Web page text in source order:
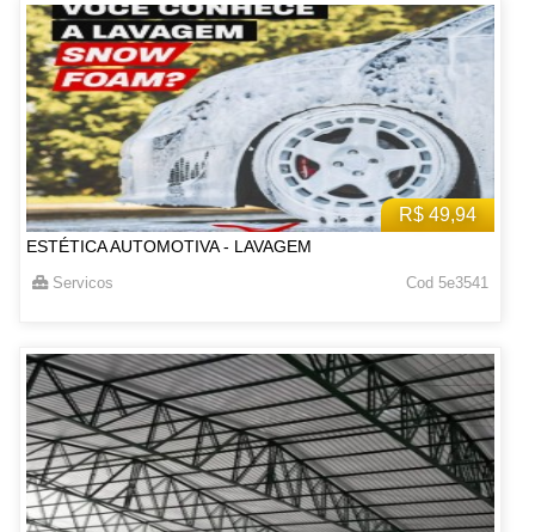
R$ 49,94
ESTÉTICA AUTOMOTIVA - LAVAGEM
Servicos Cod 5e3541